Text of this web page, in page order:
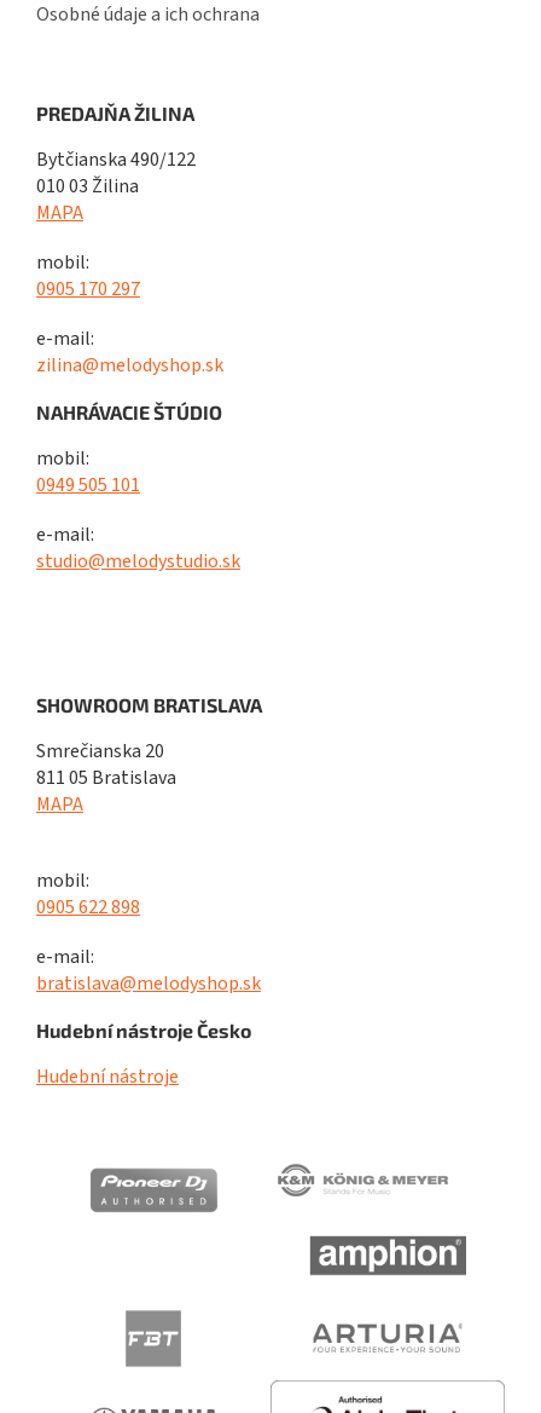
Osobné údaje a ich ochrana
PREDAJŇA ŽILINA
Bytčianska 490/122
010 03 Žilina
MAPA
mobil:
0905 170 297
e-mail:
zilina@melodyshop.sk
NAHRÁVACIE ŠTÚDIO
mobil:
0949 505 101
e-mail:
studio@melodystudio.sk
SHOWROOM BRATISLAVA
Smrečianska 20
811 05 Bratislava
MAPA
mobil:
0905 622 898
e-mail:
bratislava@melodyshop.sk
Hudební nástroje Česko
Hudební nástroje